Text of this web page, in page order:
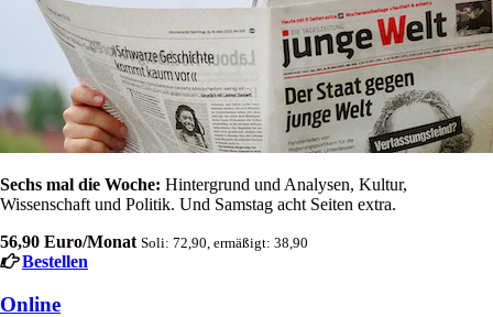
Sechs mal die Woche: Hintergrund und Analysen, Kultur,
Wissenschaft und Politik. Und Samstag acht Seiten extra.
56,90 Euro/Monat Soli: 72,90, ermäßigt: 38,90
Bestellen
Online